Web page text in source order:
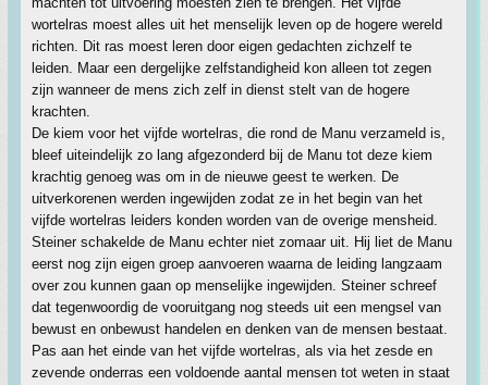
wortelras moest alles uit het menselijk leven op de hogere wereld
richten. Dit ras moest leren door eigen gedachten zichzelf te
leiden. Maar een dergelijke zelfstandigheid kon alleen tot zegen
zijn wanneer de mens zich zelf in dienst stelt van de hogere
krachten.
De kiem voor het vijfde wortelras, die rond de Manu verzameld is,
bleef uiteindelijk zo lang afgezonderd bij de Manu tot deze kiem
krachtig genoeg was om in de nieuwe geest te werken. De
uitverkorenen werden ingewijden zodat ze in het begin van het
vijfde wortelras leiders konden worden van de overige mensheid.
Steiner schakelde de Manu echter niet zomaar uit. Hij liet de Manu
eerst nog zijn eigen groep aanvoeren waarna de leiding langzaam
over zou kunnen gaan op menselijke ingewijden. Steiner schreef
dat tegenwoordig de vooruitgang nog steeds uit een mengsel van
bewust en onbewust handelen en denken van de mensen bestaat.
Pas aan het einde van het vijfde wortelras, als via het zesde en
zevende onderras een voldoende aantal mensen tot weten in staat